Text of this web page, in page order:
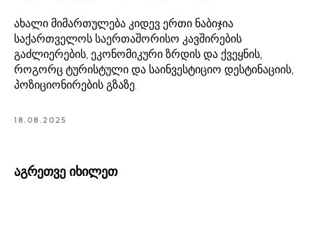
ახალი მიმართულება კიდევ ერთი ნაბიჯია
საქართველოს საერთაშორისო კავშირების
გაძლიერების, ეკონომიკური ზრდის და ქვეყნის,
როგორც ტურისტული და საინვესტიციო დესტინაციის,
პოზიციონირების გზაზე.
18.08.2025
აგრეთვე იხილეთ